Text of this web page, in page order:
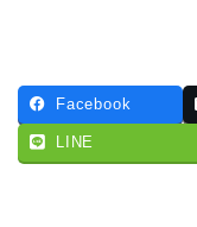
Facebook
LINE